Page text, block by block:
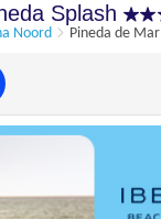
Splash
Noord Pineda de Mar